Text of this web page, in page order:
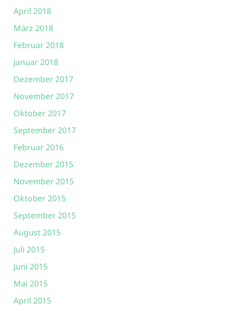
April 2018
März 2018
Februar 2018
Januar 2018
Dezember 2017
November 2017
Oktober 2017
September 2017
Februar 2016
Dezember 2015
November 2015
Oktober 2015
September 2015
August 2015
Juli 2015
Juni 2015
Mai 2015
April 2015